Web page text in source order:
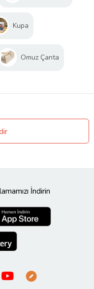
Kupa
Omuz Çanta
İndirin